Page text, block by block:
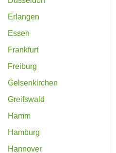
Erlangen
Essen
Frankfurt
Freiburg
Gelsenkirchen
Greifswald
Hamm
Hamburg
Hannover